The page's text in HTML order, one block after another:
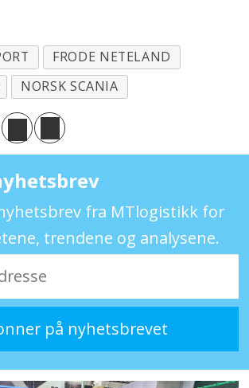
FRODE NETELAND
NORSK SCANIA
fra MTlogistikk for
trendene og analysene.